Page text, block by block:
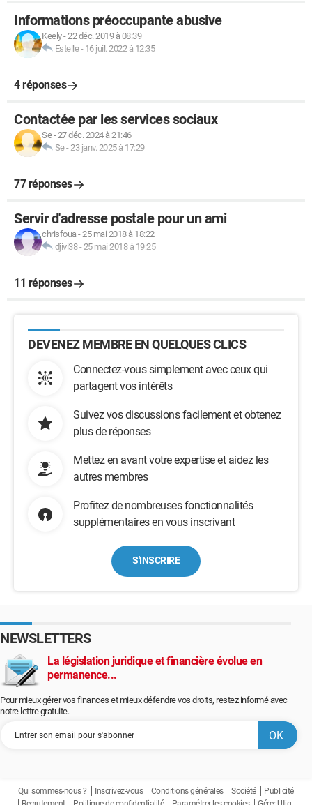
Informations préoccupante abusive
Keely-22 déc. 2019 à 08:39
Estelle- 16 juil. 2022 à 12:35
4 réponses
Contactée par les services sociaux
Se-27 déc. 2024 à 21:46
Se-23 janv. 2025 à 17:29
77 réponses
Servir d'adresse postale pour un ami
chrisfoua-25 mai 2018 à 18:22
djivi38-25 mai 2018 à 19:25
11 réponses
DEVENEZ MEMBRE EN QUELQUES CLICS
Connectez-vous simplement avec ceux qui
partagent vos intérêts
Suivez vos discussions facilement et obtenez
plus de réponses
Mettez en avant votre expertise et aidez les
autres membres
Profitez de nombreuses fonctionnalités
supplémentaires en vous inscrivant
S'INSCRIRE
NEWSLETTERS
La législation juridique et financière évolue en
permanence...
Pour mieux gérer vos finances et mieux défendre vos droits, restez informé avec
notre lettre gratuite.
Qui sommes-nous ? Inscrivez-vous Conditions générales Société
Publicité